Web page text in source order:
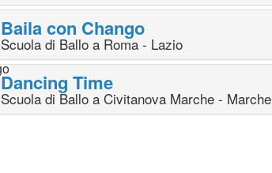
Baila con Chango
Scuola di Ballo a Roma - Lazio
Dancing Time
Scuola di Ballo a Civitanova Marche - Marche